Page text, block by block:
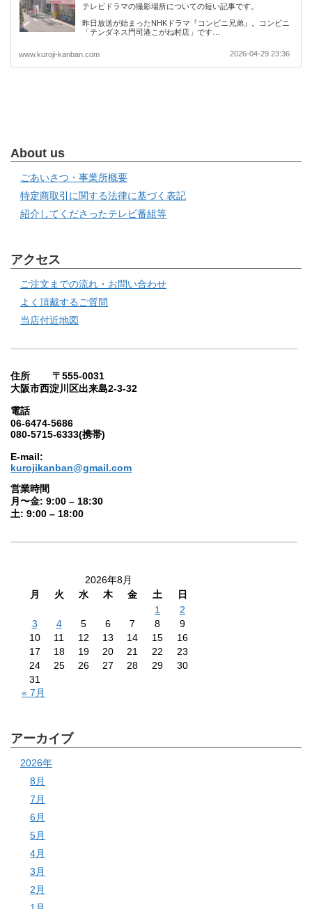
テレビドラマの撮影場所についての短い記事です。
昨日放送が始まったNHKドラマ『コンビニ兄弟』。コンビニ
「テンダネス門司港こがね村店」です…
www.kuroji-kanban.com 2026-04-29 23:36
About us
ごあいさつ・事業所概要
特定商取引に関する法律に基づく表記
紹介してくださったテレビ番組等
アクセス
ご注文までの流れ・お問い合わせ
よく頂戴するご質問
当店付近地図
住所 〒555-0031
大阪市西淀川区出来島2-3-32
電話
06-6474-5686
080-5715-6333(携帯)
E-mail:
kurojikanban@gmail.com
営業時間
月〜金: 9:00 – 18:30
土: 9:00 – 18:00
2026年8月
月
火 水 木 金 土
日
1
2
3
4 5 6 7 8
9
10
11 12 13 14 15
16
17
18 19 20 21 22
23
24
25 26 27 28 29
30
31
« 7月
アーカイブ
2026年
8月
7月
6月
5月
4月
3月
2月